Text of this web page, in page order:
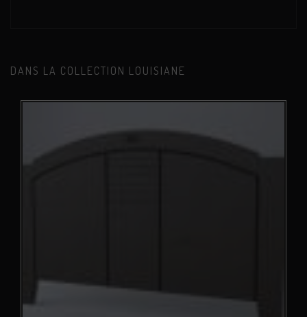
DANS LA COLLECTION LOUISIANE